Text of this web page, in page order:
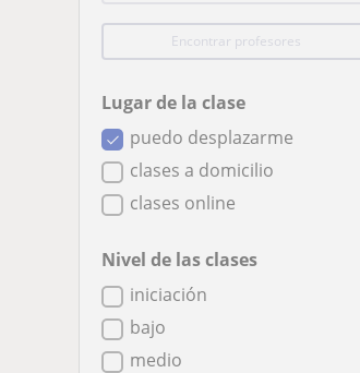
Encontrar profesores
Lugar de la clase
puedo desplazarme
clases a domicilio
clases online
Nivel de las clases
iniciación
bajo
medio